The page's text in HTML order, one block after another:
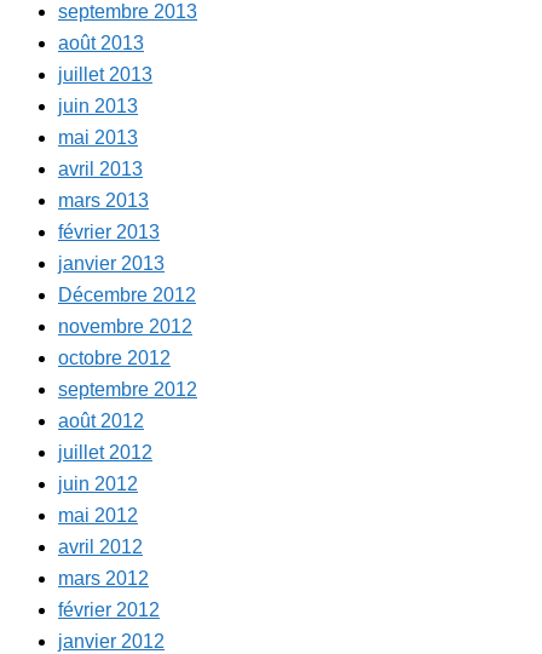
septembre 2013
août 2013
juillet 2013
juin 2013
mai 2013
avril 2013
mars 2013
février 2013
janvier 2013
Décembre 2012
novembre 2012
octobre 2012
septembre 2012
août 2012
juillet 2012
juin 2012
mai 2012
avril 2012
mars 2012
février 2012
janvier 2012